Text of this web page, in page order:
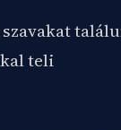
szavakat
teli